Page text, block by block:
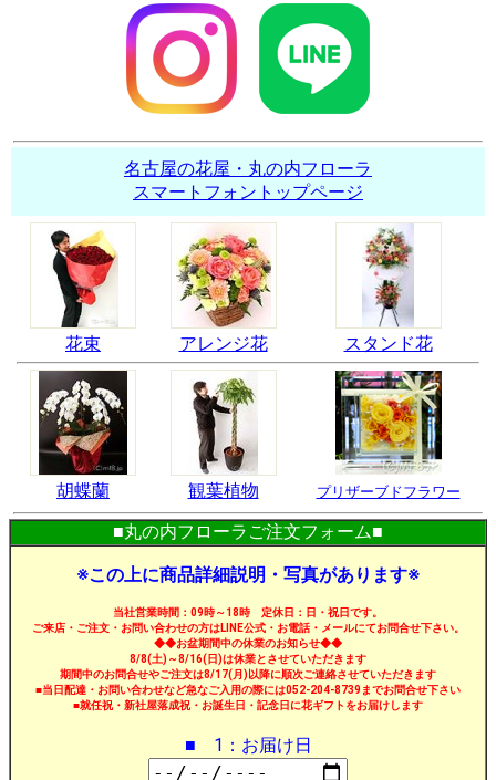
名古屋の花屋・丸の内フローラ
スマートフォントップページ
花束 アレンジ花 スタンド花
胡蝶蘭 観葉植物 プリザーブドフラワー
■丸の内フローラご注文フォーム■
※この上に商品詳細説明・写真があります※
当社営業時間：09時～18時 定休日：日・祝日です。
ご来店・ご注文・お問い合わせの方はLINE公式・お電話・メールにてお問合せ下さい。
◆◆お盆期間中の休業のお知らせ◆◆
8/8(土)～8/16(日)は休業とさせていただきます
期間中のお問合せやご注文は8/17(月)以降に順次ご連絡させていただきます
■当日配達・お問い合わせなど急なご入用の際には052-204-8739までお問合せ下さい
■就任祝・新社屋落成祝・お誕生日・記念日に花ギフトをお届けします
■ 1：お届け日